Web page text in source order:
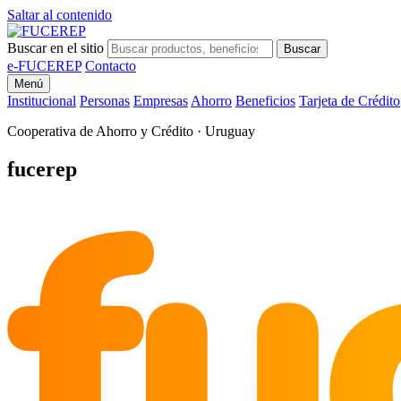
Saltar al contenido
Buscar en el sitio Buscar
e-FUCEREP Contacto
Menú
Institucional Personas Empresas Ahorro Beneficios Tarjeta de Crédito
Cooperativa de Ahorro y Crédito · Uruguay
fucerep